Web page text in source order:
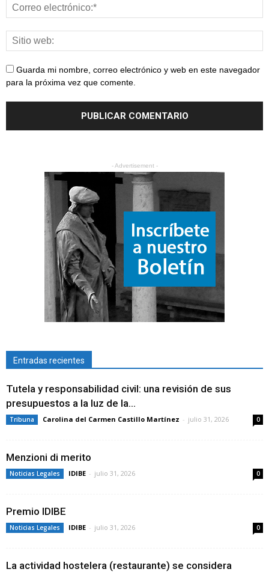
Guarda mi nombre, correo electrónico y web en este navegador
para la próxima vez que comente.
- Advertisement -
Entradas recientes
Tutela y responsabilidad civil: una revisión de sus
presupuestos a la luz de la...
Tribuna Carolina del Carmen Castillo Martínez - julio 31, 2026 0
Menzioni di merito
Noticias Legales IDIBE - julio 31, 2026 0
Premio IDIBE
Noticias Legales IDIBE - julio 31, 2026 0
La actividad hostelera (restaurante) se considera